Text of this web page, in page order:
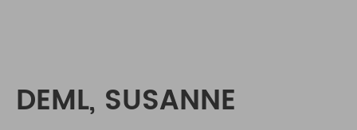
DEML, SUSANNE